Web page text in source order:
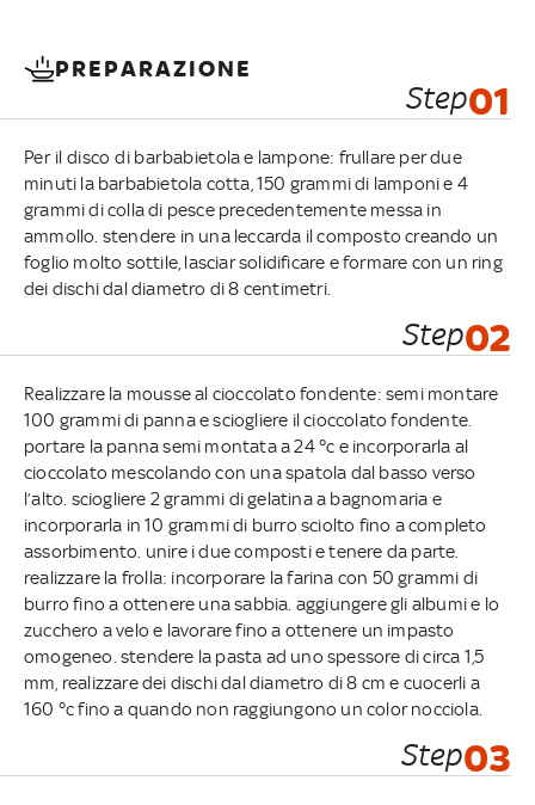
PREPARAZIONE
Step01
Per il disco di barbabietola e lampone: frullare per due
minuti la barbabietola cotta, 150 grammi di lamponi e 4
grammi di colla di pesce precedentemente messa in
ammollo. stendere in una leccarda il composto creando un
foglio molto sottile, lasciar solidificare e formare con un ring
dei dischi dal diametro di 8 centimetri.
Step02
Realizzare la mousse al cioccolato fondente: semi montare
100 grammi di panna e sciogliere il cioccolato fondente.
portare la panna semi montata a 24 °c e incorporarla al
cioccolato mescolando con una spatola dal basso verso
l’alto. sciogliere 2 grammi di gelatina a bagnomaria e
incorporarla in 10 grammi di burro sciolto fino a completo
assorbimento. unire i due composti e tenere da parte.
realizzare la frolla: incorporare la farina con 50 grammi di
burro fino a ottenere una sabbia. aggiungere gli albumi e lo
zucchero a velo e lavorare fino a ottenere un impasto
omogeneo. stendere la pasta ad uno spessore di circa 1,5
mm, realizzare dei dischi dal diametro di 8 cm e cuocerli a
160 °c fino a quando non raggiungono un color nocciola.
Step03